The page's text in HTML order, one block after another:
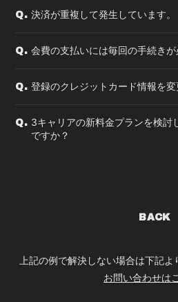
Q. 決済が重複して発生しています。
Q. 会費の支払いには毎回の手続きが
Q. 登録のクレジットカード情報を
Q. 3キャリアの新料金プランを検討
ですか？
BACK
上記の例で解決しない場合は下記よ
お問い合わせは